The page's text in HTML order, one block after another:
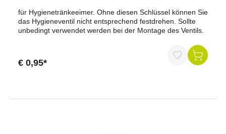
für Hygienetränkeeimer. Ohne diesen Schlüssel können Sie
das Hygieneventil nicht entsprechend festdrehen. Sollte
unbedingt verwendet werden bei der Montage des Ventils.
€ 0,95*